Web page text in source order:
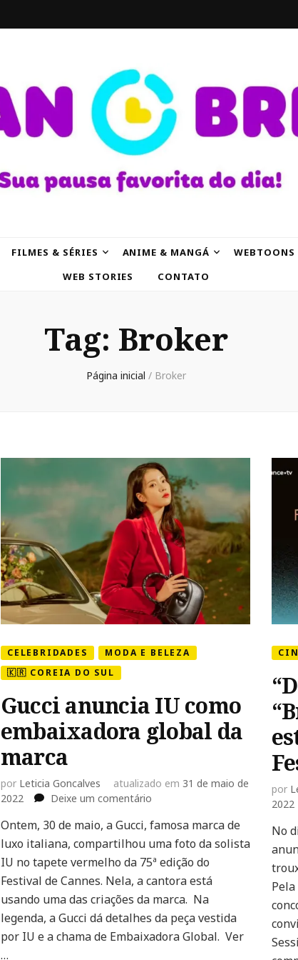
FILMES & SÉRIES ANIME & MANGÁ WEBTOONS
WEB STORIES
CONTATO
Tag: Broker
Página inicial / Broker
CELEBRIDADES
MODA E BELEZA
🇰🇷 COREIA DO SUL
Gucci anuncia IU como
embaixadora global da
marca
por Leticia Goncalves atualizado em 31 de maio de
2022
Deixe um comentárioem
anuncia
IU
como
embaixadora
global
da
marca
Ontem, 30 de maio, a Gucci, famosa marca de
luxo italiana, compartilhou uma foto da solista
IU no tapete vermelho da 75ª edição do
Festival de Cannes. Nela, a cantora está
usando uma das criações da marca. Na
legenda, a Gucci dá detalhes da peça vestida
por IU e a chama de Embaixadora Global. Ver
…
por
2022
No